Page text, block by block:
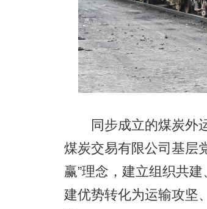
同步成立的煤炭外运
煤炭交易有限公司基层
赢”理念，建立组织共
建优势转化为运输攻坚